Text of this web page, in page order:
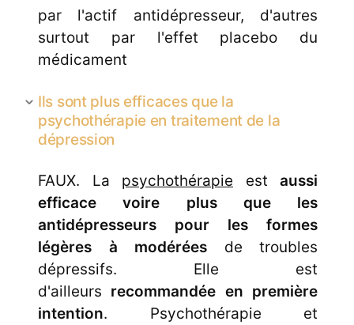
par l'actif antidépresseur, d'autres
surtout par l'effet placebo du
médicament
Ils sont plus efficaces que la
psychothérapie en traitement de la
dépression
FAUX. La psychothérapie est aussi
efficace voire plus que les
antidépresseurs pour les formes
légères à modérées de troubles
dépressifs. Elle est
d'ailleurs recommandée en première
intention. Psychothérapie et